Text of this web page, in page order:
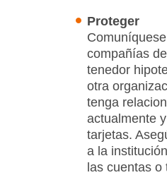
Proteger
compañías
tenedor
otra
tenga
actualmente
tarjetas.
a la
las cuentas o